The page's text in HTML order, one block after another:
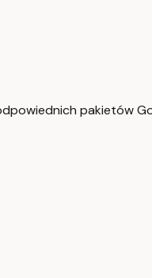
pakietów